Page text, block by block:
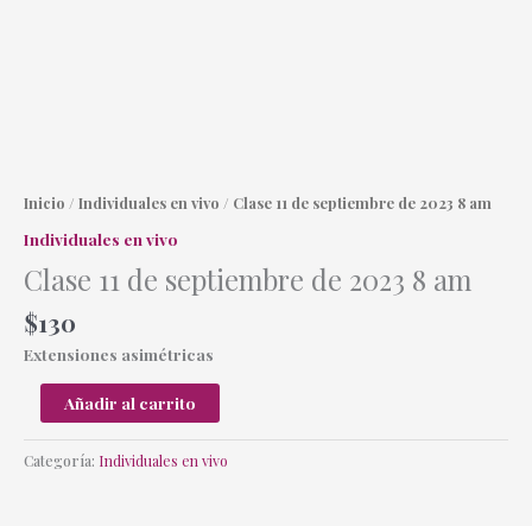
Inicio / Individuales en vivo / Clase 11 de septiembre de 2023 8 am
Individuales en vivo
Clase 11 de septiembre de 2023 8 am
$130
Extensiones asimétricas
de
de
2023
am
cantidad
Añadir al carrito
Categoría: Individuales en vivo